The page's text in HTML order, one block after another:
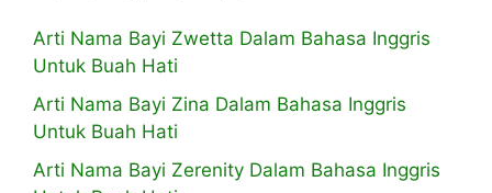
Arti Nama Bayi Zwetta Dalam Bahasa Inggris
Untuk Buah Hati
Arti Nama Bayi Zina Dalam Bahasa Inggris
Untuk Buah Hati
Arti Nama Bayi Zerenity Dalam Bahasa Inggris